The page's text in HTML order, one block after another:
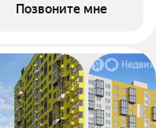
Позвоните мне